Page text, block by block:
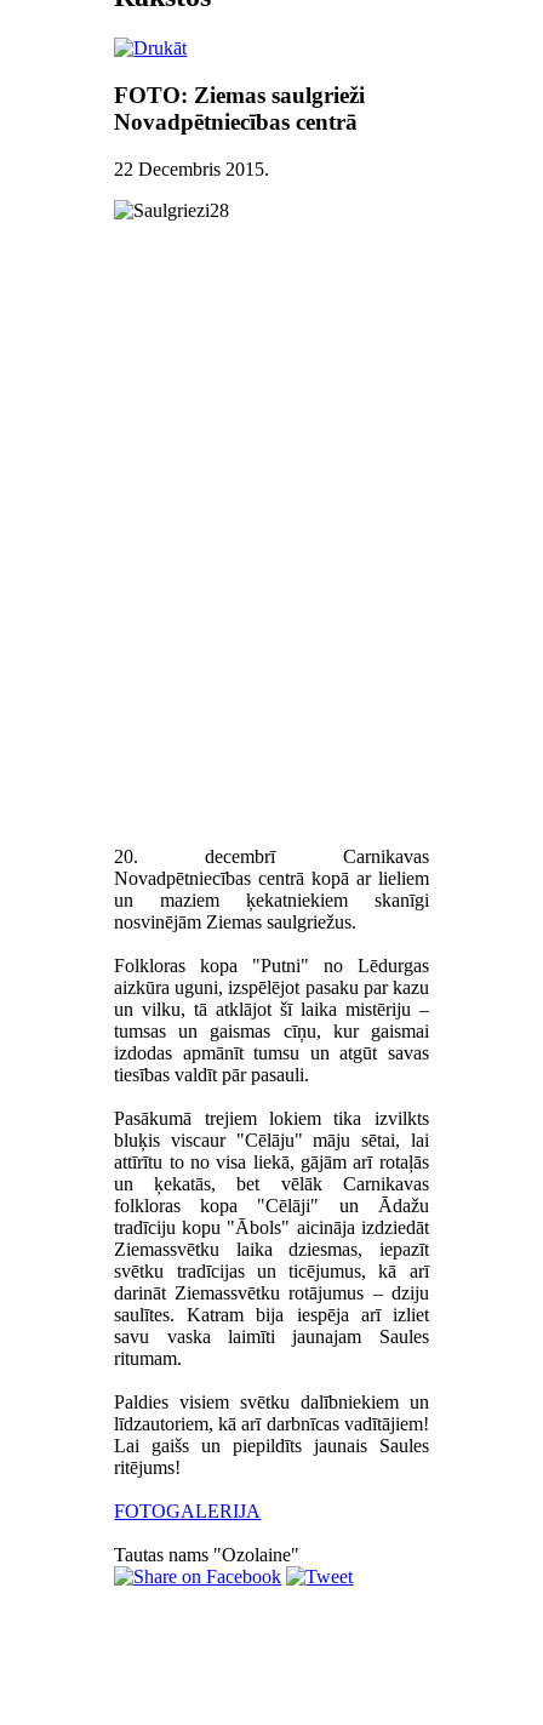
FOTO: Ziemas saulgrieži
Novadpētniecības centrā
22 Decembris 2015.
20. decembrī Carnikavas
Novadpētniecības centrā kopā ar lieliem
un maziem ķekatniekiem skanīgi
nosvinējām Ziemas saulgriežus.
Folkloras kopa "Putni" no Lēdurgas
aizkūra uguni, izspēlējot pasaku par kazu
un vilku, tā atklājot šī laika mistēriju –
tumsas un gaismas cīņu, kur gaismai
izdodas apmānīt tumsu un atgūt savas
tiesības valdīt pār pasauli.
Pasākumā trejiem lokiem tika izvilkts
bluķis viscaur "Cēlāju" māju sētai, lai
attīrītu to no visa liekā, gājām arī rotaļās
un ķekatās, bet vēlāk Carnikavas
folkloras kopa "Cēlāji" un Ādažu
tradīciju kopu "Ābols" aicināja izdziedāt
Ziemassvētku laika dziesmas, iepazīt
svētku tradīcijas un ticējumus, kā arī
darināt Ziemassvētku rotājumus – dziju
saulītes. Katram bija iespēja arī izliet
savu vaska laimīti jaunajam Saules
ritumam.
Paldies visiem svētku dalībniekiem un
līdzautoriem, kā arī darbnīcas vadītājiem!
Lai gaišs un piepildīts jaunais Saules
ritējums!
FOTOGALERIJA
Tautas nams "Ozolaine"